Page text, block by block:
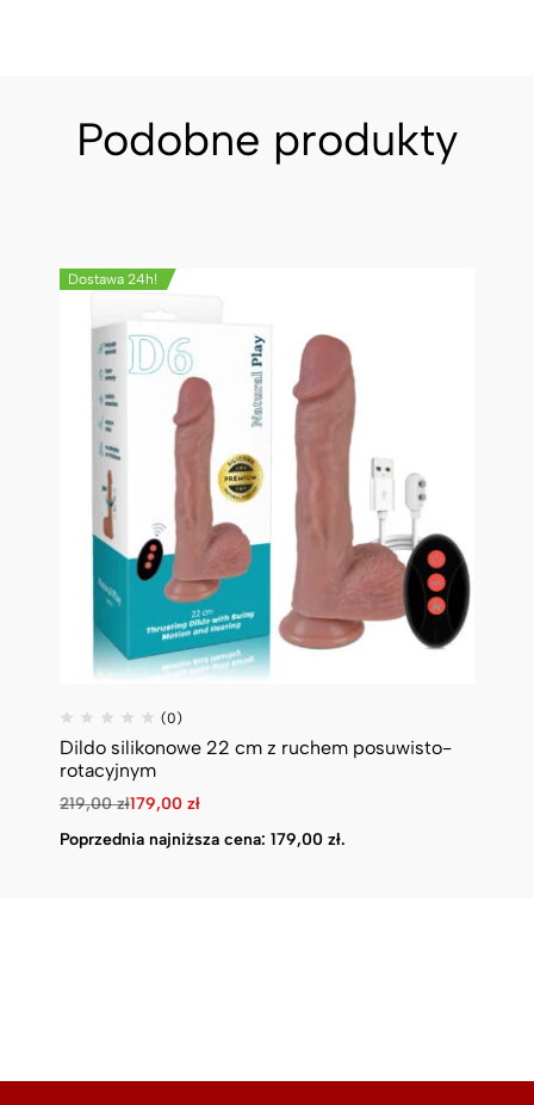
Podobne produkty
Dostawa 24h!
(0)
Dildo silikonowe 22 cm z ruchem posuwisto-
rotacyjnym
219,00zł179,00 zł
Poprzednia najniższa cena: 179,00 zł.